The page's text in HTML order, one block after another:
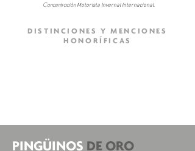
ConcentraciónMotorista Invernal Internacional.
DISTINCIONES Y MENCIONES
HONORÍFICAS
PINGÜINOS DE ORO